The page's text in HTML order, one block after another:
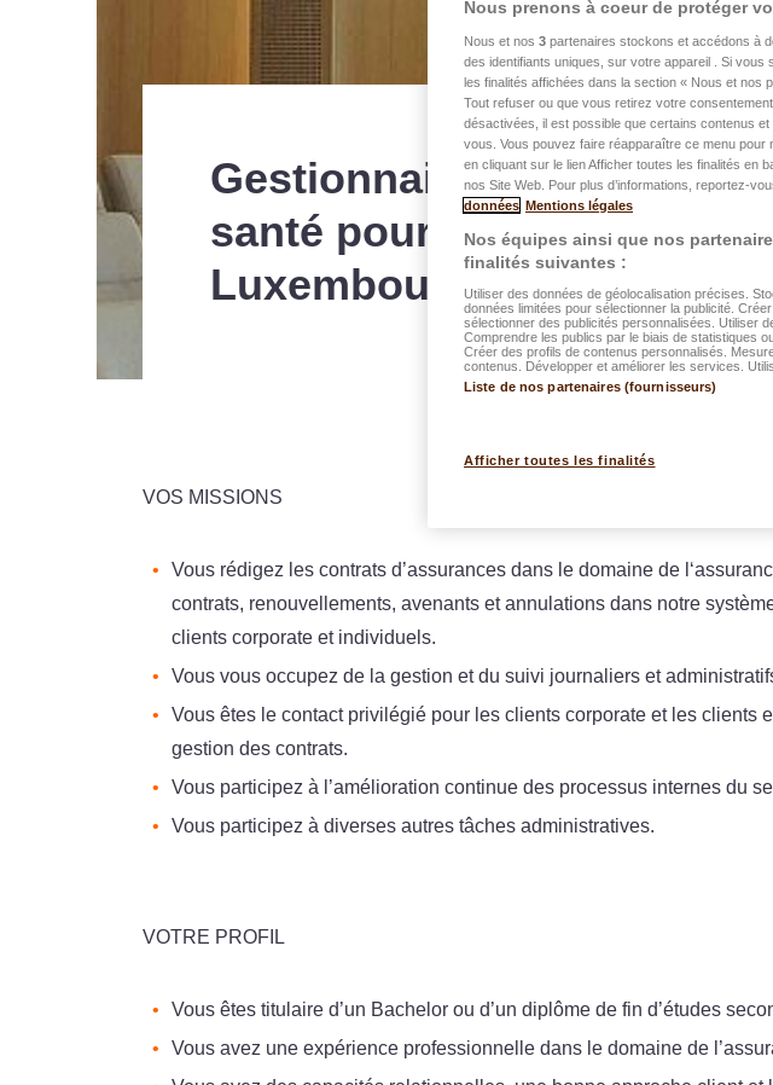
Gestionnaire de contrats
santé pour notre société
Luxembourg
VOS MISSIONS
Vous rédigez les contrats d’assurances dans le domaine de
contrats, renouvellements, avenants et annulations dans notre
clients corporate et individuels.
Vous vous occupez de la gestion et du suivi journaliers et
Vous êtes le contact privilégié pour les clients corporate et les clients
gestion des contrats.
Vous participez à l’amélioration continue des processus internes du
Vous participez à diverses autres tâches administratives.
VOTRE PROFIL
Vous êtes titulaire d’un Bachelor ou d’un diplôme de fin d’études
Vous avez une expérience professionnelle dans le domaine de
Nous prenons à coeur de protéger
Nous et nos 3 partenaires stockons et accédons à
des identifiants uniques, sur votre appareil . Si
les finalités affichées dans la section « Nous et nos
Tout refuser ou que vous retirez votre
désactivées, il est possible que certains contenus
vous. Vous pouvez faire réapparaître ce menu
en cliquant sur le lien Afficher toutes les finalités en
nos Site Web. Pour plus d’informations, reportez-
données Mentions légales
Nos équipes ainsi que nos
finalités suivantes :
Utiliser des données de géolocalisation précises.
données limitées pour sélectionner la publicité.
sélectionner des publicités personnalisées. Utiliser
Comprendre les publics par le biais de statistiques
Créer des profils de contenus personnalisés.
contenus. Développer et améliorer les services.
Liste de nos partenaires (fournisseurs)
Afficher toutes les finalités